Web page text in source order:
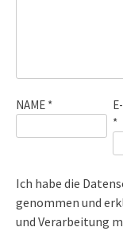
NAME *
*
Ich habe die
genommen und
und Verarbeitung